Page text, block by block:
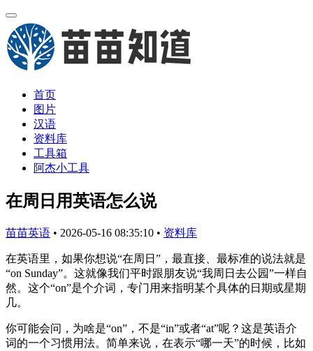
首页
图片
汉语
资料库
工具箱
阿杰小工具
在周日用英语怎么说
苗苗英语 • 2026-05-16 08:35:10 • 资料库
在英语里，如果你想说“在周日”，最直接、最标准的说法就是
“on Sunday”。这就像我们平时跟朋友说“我周日去公园”一样自
然。这个“on”是个介词，专门用来指明某个具体的日期或星期
几。
你可能会问，为啥是“on”，不是“in”或者“at”呢？这是英语介
词的一个习惯用法。简单来说，在表示“哪一天”的时候，比如